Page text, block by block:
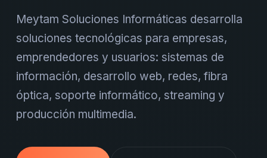
Meytam Soluciones Informáticas desarrolla
soluciones tecnológicas para empresas,
emprendedores y usuarios: sistemas de
información, desarrollo web, redes, fibra
óptica, soporte informático, streaming y
producción multimedia.